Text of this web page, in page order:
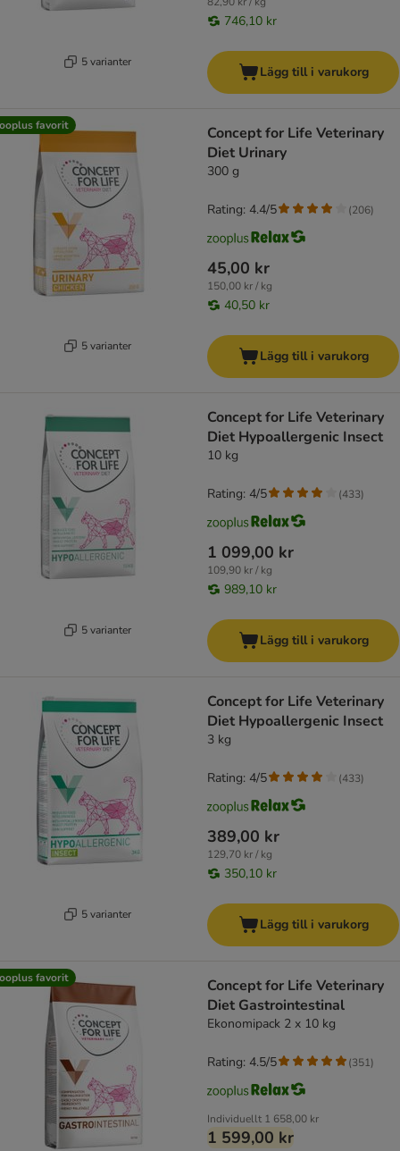
5 varianter
746,10 kr
Lägg till i varukorg
favorit
5 varianter
Concept for Life Veterinary
Diet Urinary
300 g
45,00 kr
150,00 kr / kg
40,50 kr
Rating: 4.4/5 (206)
Lägg till i varukorg
5 varianter
Concept for Life Veterinary
Diet Hypoallergenic Insect
10 kg
1 099,00 kr
109,90 kr / kg
989,10 kr
Rating: 4/5 (433)
Lägg till i varukorg
5 varianter
Concept for Life Veterinary
Diet Hypoallergenic Insect
3 kg
389,00 kr
129,70 kr / kg
350,10 kr
Rating: 4/5 (433)
Lägg till i varukorg
favorit
Concept for Life Veterinary
Diet Gastrointestinal
Ekonomipack 2 x 10 kg
Individuellt 1 658,00 kr
1 599,00 kr
Rating: 4.5/5 (351)